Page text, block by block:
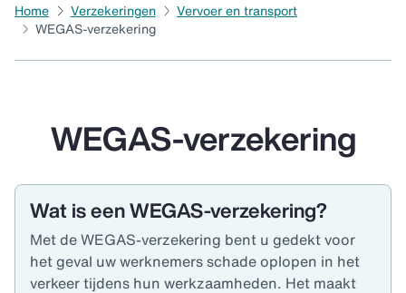
Home Verzekeringen
Vervoer en transport
WEGAS-verzekering
WEGAS-verzekering
Wat is een WEGAS-verzekering?
Met de WEGAS-verzekering bent u gedekt voor
het geval uw werknemers schade oplopen in het
verkeer tijdens hun werkzaamheden. Het maakt